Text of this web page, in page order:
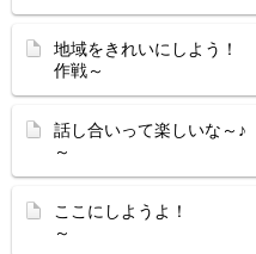
地域をきれいにしよ
作戦～
話し合いって楽しい
～
ここにしよう
～